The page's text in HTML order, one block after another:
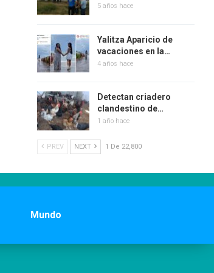
5 años hace
Yalitza Aparicio de
vacaciones en la…
4 años hace
Detectan criadero
clandestino de…
1 año hace
PREV NEXT 1 De 22,800
Mundo